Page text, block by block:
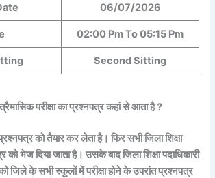
06/07/2026
02:00 Pm To 05:15 Pm
Second Sitting
परीक्षा का प्रश्नपत्र कहां से आता है ?
को तैयार कर लेता है। फिर सभी जिला शिक्षा
को भेज दिया जाता है। उसके बाद जिला शिक्षा पदाधिकारी
जिले के सभी स्कूलों में परीक्षा होने के उपरांत प्रश्नपत्र